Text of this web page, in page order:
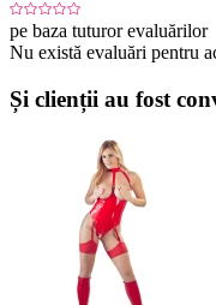
pe baza tuturor evaluărilor
Nu există evaluări pentru
Și clienții au fost